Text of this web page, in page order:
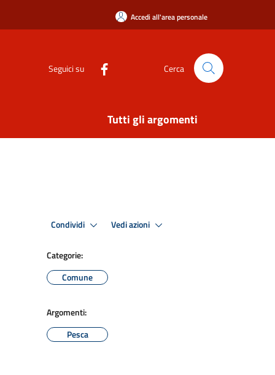
Accedi all'area personale
Seguici su Cerca
Tutti gli argomenti
Condividi Vedi azioni
Categorie:
Comune
Argomenti:
Pesca